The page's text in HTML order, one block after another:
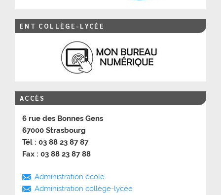
ENT COLLÈGE-LYCÉE
ACCÈS
6 rue des Bonnes Gens
67000 Strasbourg
Tél : 03 88 23 87 87
Fax : 03 88 23 87 88
Administration école
Administration collège-lycée